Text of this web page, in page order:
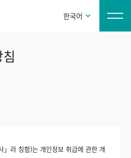
한국어
」라 칭함)는 개인정보 취급에 관한 개